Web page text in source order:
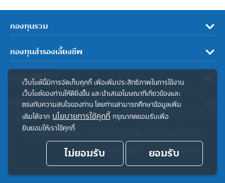
กองทุนรวม
กองทุนสำรองเลี้ยงชีพ
เกี่ยวกับเรา
ลิงค์ที่เกี่ยวข้อง
© สงวนลิขสิทธิ์ 2567 บริษัทหลักทรัพย์จัดการกองทุน ทิสโก้ จำกัด
ประกาศความเป็นส่วนตัว
คำสงวนสิทธิ์
เว็บไซต์นี้มีการจัดเก็บคุกกี้ เพื่อเพิ่มประสิทธิภาพในการใช้งาน
เว็บไซต์ของท่านให้ดียิ่งขึ้น และนำเสนอโฆษณาที่เกี่ยวข้องและ
ตรงกับความสนใจของท่าน โดยท่านสามารถศึกษาข้อมูลเพิ่ม
เติมได้จาก นโยบายการใช้คุกกี้ กรุณากดยอมรับเพื่อ
ยินยอมให้เราใช้คุกกี้
ไม่ยอมรับ ยอมรับ